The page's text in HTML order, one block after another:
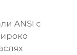
ANSI с